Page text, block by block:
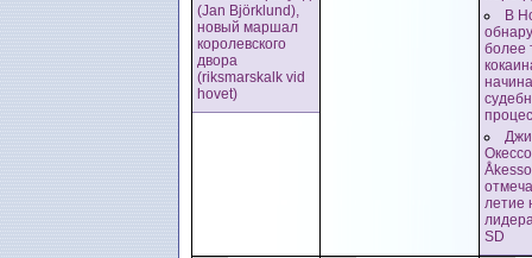
(Jan Björklund),
новый маршал
королевского
двора
(riksmarskalk vid
hovet)
В
более
летие
SD